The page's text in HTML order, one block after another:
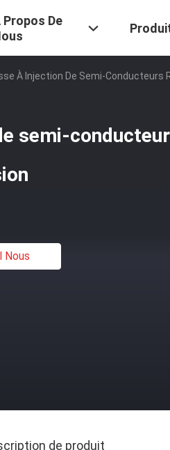
Propos De
À Injection De Semi-Conducteurs
semi-
Nous
de produit